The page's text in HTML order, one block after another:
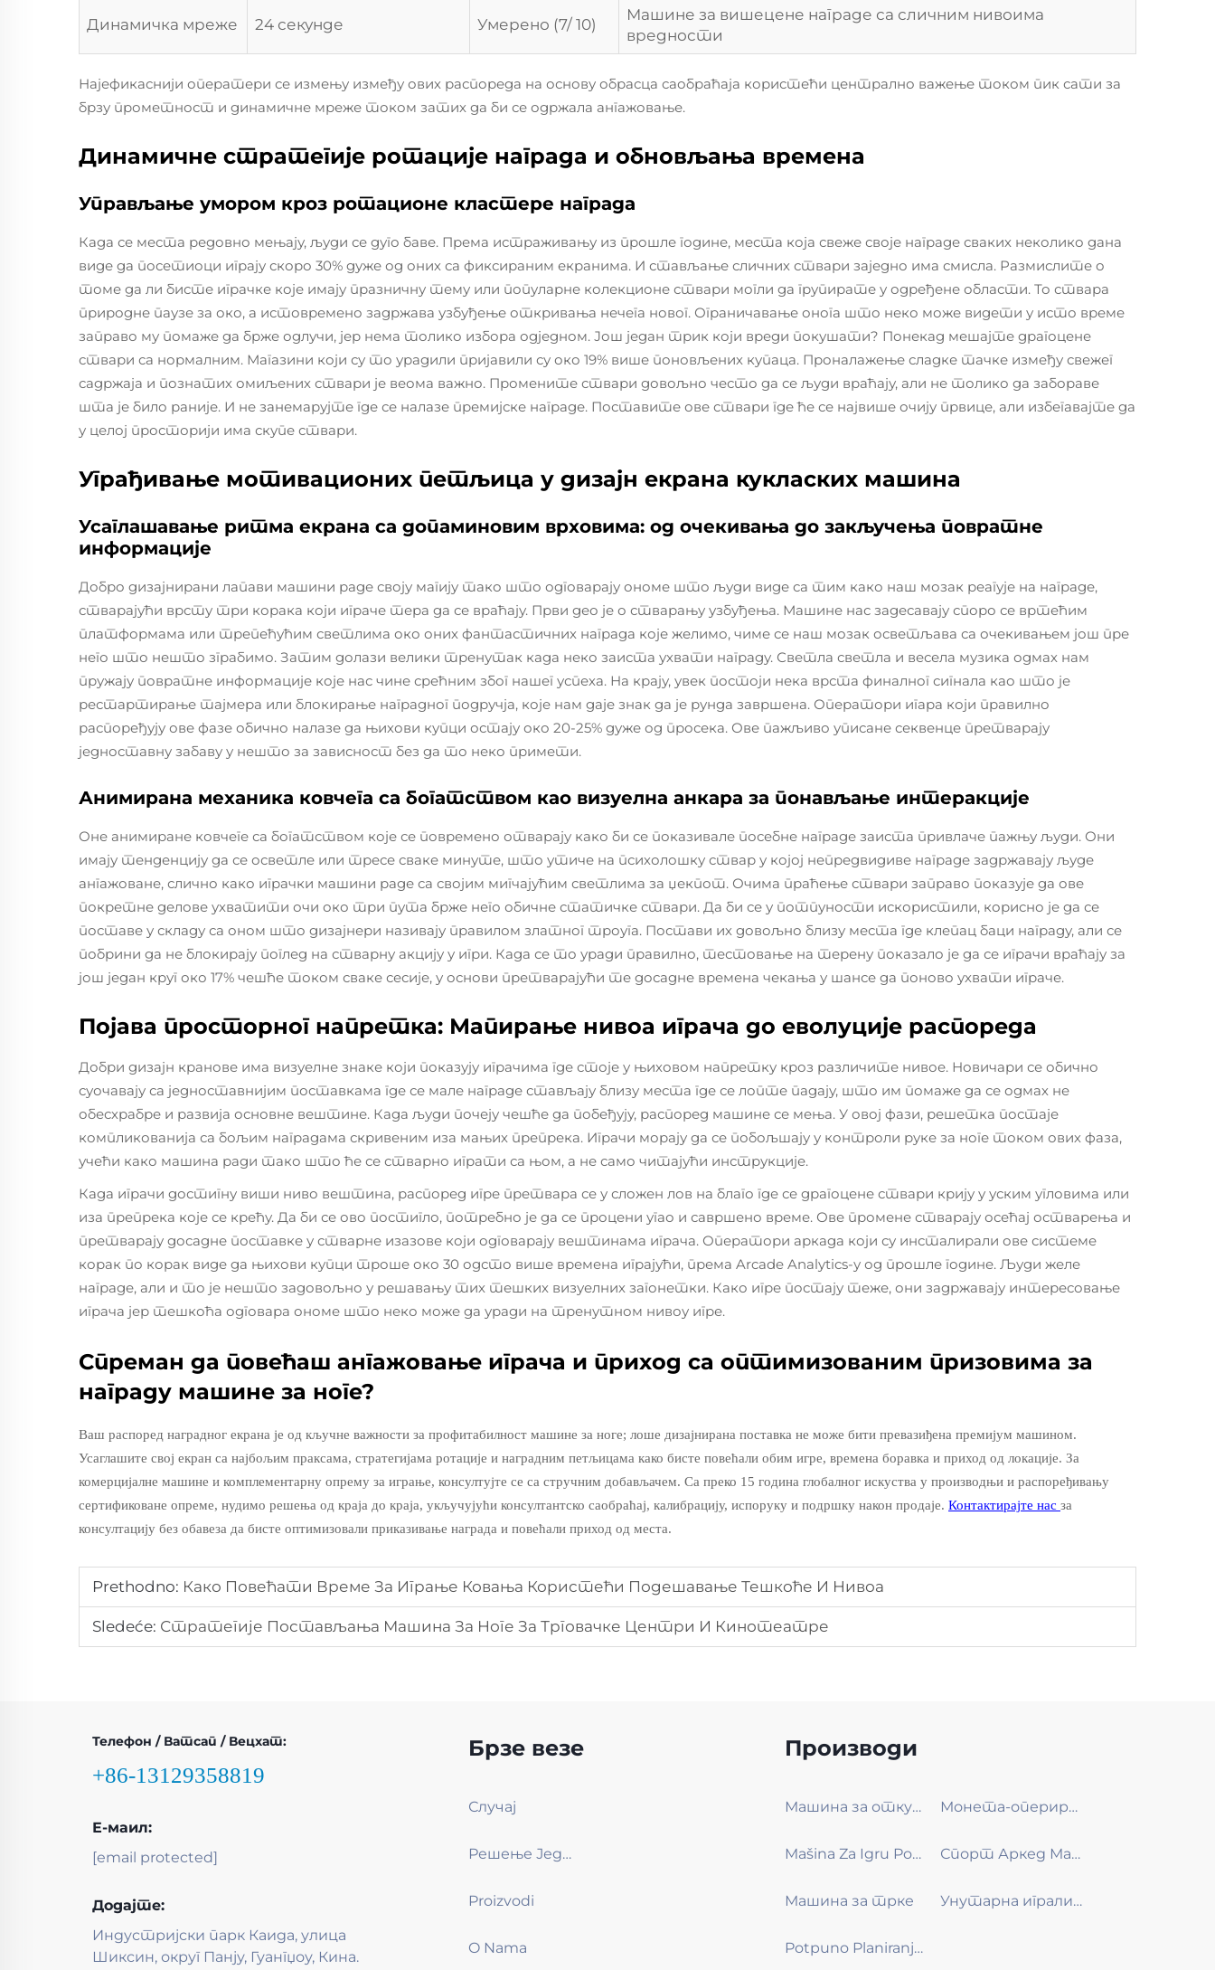
Динамичка мреже 24 секунде Умерено (7/ 10)
Машине за вишецене награде са сличним нивоима
вредности
Најефикаснији оператери се измењу између ових распореда на основу обрасца саобраћаја користећи централно важење током пик сати за
брзу прометност и динамичне мреже током затих да би се одржала ангажовање.
Динамичне стратегије ротације награда и обновљања времена
Управљање умором кроз ротационе кластере награда
Када се места редовно мењају, људи се дуго баве. Према истраживању из прошле године, места која свеже своје награде сваких неколико дана
виде да посетиоци играју скоро 30% дуже од оних са фиксираним екранима. И стављање сличних ствари заједно има смисла. Размислите о
томе да ли бисте играчке које имају празничну тему или популарне колекционе ствари могли да групирате у одређене области. То ствара
природне паузе за око, а истовремено задржава узбуђење откривања нечега новог. Ограничавање онога што неко може видети у исто време
заправо му помаже да брже одлучи, јер нема толико избора одједном. Још један трик који вреди покушати? Понекад мешајте драгоцене
ствари са нормалним. Магазини који су то урадили пријавили су око 19% више поновљених купаца. Проналажење сладке тачке између свежег
садржаја и познатих омиљених ствари је веома важно. Промените ствари довољно често да се људи враћају, али не толико да забораве
шта је било раније. И не занемарујте где се налазе премијске награде. Поставите ове ствари где ће се највише очију првице, али избегавајте да
у целој просторији има скупе ствари.
Уграђивање мотивационих петљица у дизајн екрана кукласких машина
Усаглашавање ритма екрана са допаминовим врховима: од очекивања до закључења повратне
информације
Добро дизајнирани лапави машини раде своју магију тако што одговарају ономе што људи виде са тим како наш мозак реагује на награде,
стварајући врсту три корака који играче тера да се враћају. Први део је о стварању узбуђења. Машине нас задесавају споро се вртећим
платформама или трепећућим светлима око оних фантастичних награда које желимо, чиме се наш мозак осветљава са очекивањем још пре
него што нешто зграбимо. Затим долази велики тренутак када неко заиста ухвати награду. Светла светла и весела музика одмах нам
пружају повратне информације које нас чине срећним због нашег успеха. На крају, увек постоји нека врста финалног сигнала као што је
рестартирање тајмера или блокирање наградног подручја, које нам даје знак да је рунда завршена. Оператори игара који правилно
распоређују ове фазе обично налазе да њихови купци остају око 20-25% дуже од просека. Ове пажљиво уписане секвенце претварају
једноставну забаву у нешто за зависност без да то неко примети.
Анимирана механика ковчега са богатством као визуелна анкара за понављање интеракције
Оне анимиране ковчеге са богатством које се повремено отварају како би се показивале посебне награде заиста привлаче пажњу људи. Они
имају тенденцију да се осветле или тресе сваке минуте, што утиче на психолошку ствар у којој непредвидиве награде задржавају људе
ангажоване, слично како играчки машини раде са својим мигчајућим светлима за џекпот. Очима праћење ствари заправо показује да ове
покретне делове ухватити очи око три пута брже него обичне статичке ствари. Да би се у потпуности искористили, корисно је да се
поставе у складу са оном што дизајнери називају правилом златног троуга. Постави их довољно близу места где клепац баци награду, али се
побрини да не блокирају поглед на стварну акцију у игри. Када се то уради правилно, тестовање на терену показало је да се играчи враћају за
још један круг око 17% чешће током сваке сесије, у основи претварајући те досадне времена чекања у шансе да поново ухвати играче.
Појава просторног напретка: Мапирање нивоа играча до еволуције распореда
Добри дизајн кранове има визуелне знаке који показују играчима где стоје у њиховом напретку кроз различите нивое. Новичари се обично
суочавају са једноставнијим поставкама где се мале награде стављају близу места где се лопте падају, што им помаже да се одмах не
обесхрабре и развија основне вештине. Када људи почеју чешће да побеђују, распоред машине се мења. У овој фази, решетка постаје
компликованија са бољим наградама скривеним иза мањих препрека. Играчи морају да се побољшају у контроли руке за ноге током ових фаза,
учећи како машина ради тако што ће се стварно играти са њом, а не само читајући инструкције.
Када играчи достигну виши ниво вештина, распоред игре претвара се у сложен лов на благо где се драгоцене ствари крију у уским угловима или
иза препрека које се крећу. Да би се ово постигло, потребно је да се процени угао и савршено време. Ове промене стварају осећај остварења и
претварају досадне поставке у стварне изазове који одговарају вештинама играча. Оператори аркада који су инсталирали ове системе
корак по корак виде да њихови купци троше око 30 одсто више времена играјући, према Arcade Analytics-у од прошле године. Људи желе
награде, али и то је нешто задовољно у решавању тих тешких визуелних загонетки. Како игре постају теже, они задржавају интересовање
играча јер тешкоћа одговара ономе што неко може да уради на тренутном нивоу игре.
Спреман да повећаш ангажовање играча и приход са оптимизованим призовима за
награду машине за ноге?
Ваш распоред наградног екрана је од кључне важности за профитабилност машине за ноге; лоше дизајнирана поставка не може бити превазиђена премијум машином.
Усаглашите свој екран са најбољим праксама, стратегијама ротације и наградним петљицама како бисте повећали обим игре, времена боравка и приход од локације. За
комерцијалне машине и комплементарну опрему за играње, консултујте се са стручним добављачем. Са преко 15 година глобалног искуства у производњи и распоређивању
сертификоване опреме, нудимо решења од краја до краја, укључујући консултантско саобраћај, калибрацију, испоруку и подршку након продаје. Контактирајте нас за
консултацију без обавеза да бисте оптимизовали приказивање награда и повећали приход од места.
Prethodno: Како Повећати Време За Играње Ковања Користећи Подешавање Тешкоће И Нивоа
Sledeće: Стратегије Постављања Машина За Ноге За Трговачке Центри И Кинотеатре
Телефон / Ватсап / Вецхат:
+86-13129358819
Е-маил:
[email protected]
Додајте:
Индустријски парк Каида, улица
Шиксин, округ Панју, Гуангџоу, Кина.
Брзе везе
Случај
Решење Једним Кликом
Proizvodi
O Nama
Производи
Машина за откуп билета Монета-оперирана фото-буста
Mašina Za Igru Poklon Спорт Аркед Машина
Машина за трке Унутарна игралишта
Potpuno Planiranje Događaja